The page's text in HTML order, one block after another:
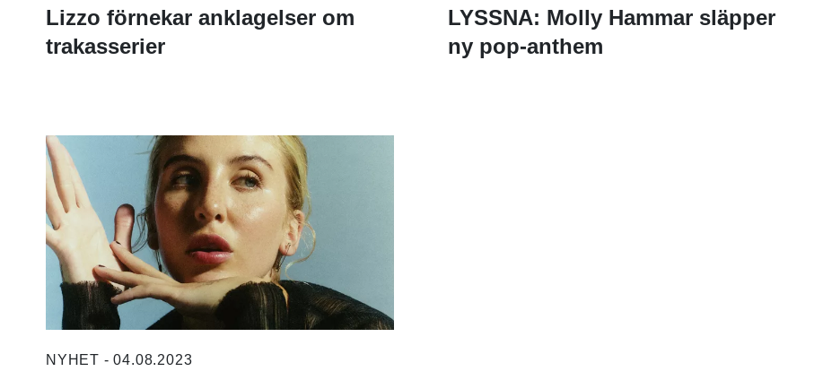
Lizzo förnekar anklagelser om
trakasserier
LYSSNA: Molly Hammar släpper
ny pop-anthem
NYHET - 04.08.2023